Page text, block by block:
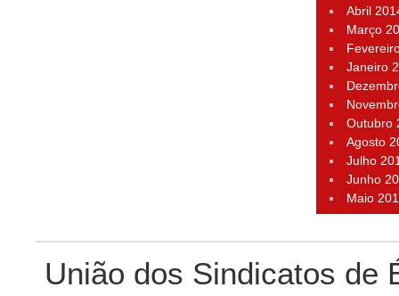
Abril
Março
Janeiro
Outubro
Agosto
Julho
Junho
Maio
União dos Sindicatos de